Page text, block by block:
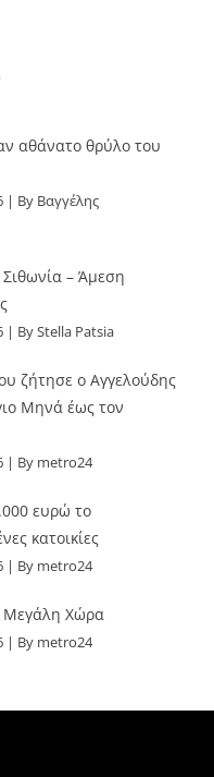
αθάνατο θρύλο του
By Βαγγέλης
– Άμεση
By Stella Patsia
ζήτησε ο Αγγελούδης
Μηνά έως τον
By metro24
ευρώ το
κατοικίες
By metro24
Μεγάλη Χώρα
By metro24